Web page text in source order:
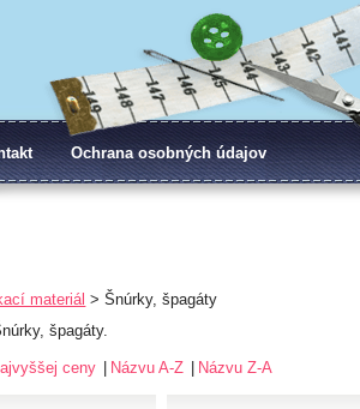
Ochrana osobných údajov
materiál
Šnúrky, špagáty
špagáty.
ceny Názvu A-Z Názvu Z-A